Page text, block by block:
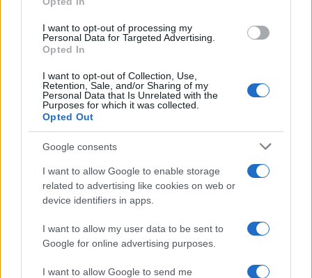
I want to opt-out of processing my
Personal Data for Targeted Advertising.
Opted In
I want to opt-out of Collection, Use,
Retention, Sale, and/or Sharing of my
Personal Data that Is Unrelated with the
Purposes for which it was collected.
Opted Out
Google consents
I want to allow Google to enable storage
related to advertising like cookies on web or
device identifiers in apps.
I want to allow my user data to be sent to
Google for online advertising purposes.
I want to allow Google to send me
CICLISMO
Michelle Gisin e la sfida del rientro dopo l’infortunio